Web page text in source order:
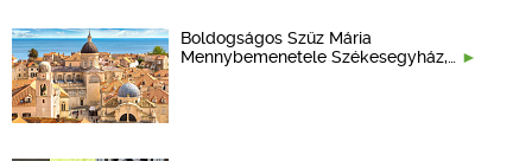
Boldogságos Szűz Mária
Mennybemenetele Székesegyház,…